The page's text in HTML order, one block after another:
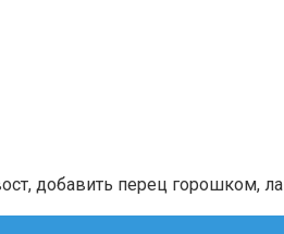
добавить перец горошком,